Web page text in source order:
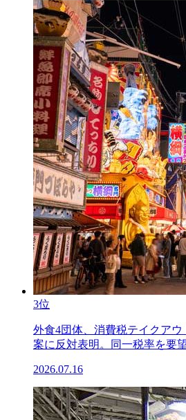
3位
外食4団体、消費税テイクアウ
案に反対表明。同一税率を要
2026.07.16